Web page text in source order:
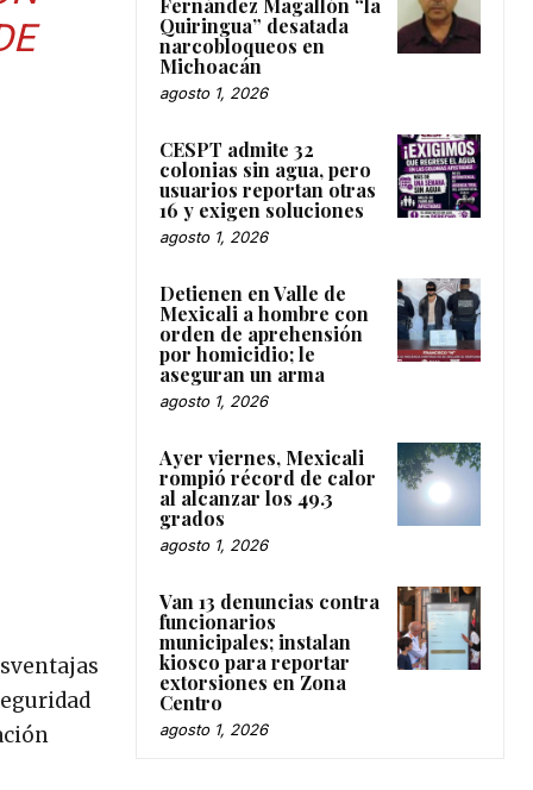
Quiringua” desatada
narcobloqueos en
Michoacán
agosto 1, 2026
CESPT admite 32
colonias sin agua, pero
usuarios reportan otras
16 y exigen soluciones
agosto 1, 2026
Detienen en Valle de
Mexicali a hombre con
orden de aprehensión
por homicidio; le
aseguran un arma
agosto 1, 2026
Ayer viernes, Mexicali
rompió récord de calor
al alcanzar los 49.3
grados
agosto 1, 2026
Van 13 denuncias contra
funcionarios
municipales; instalan
kiosco para reportar
extorsiones en Zona
Centro
agosto 1, 2026